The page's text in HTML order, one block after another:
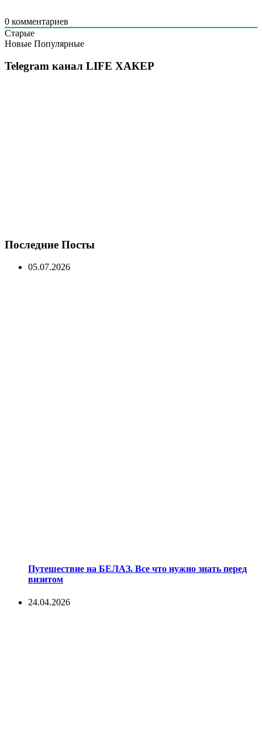
0 комментариев
Старые
Новые Популярные
Telegram канал LIFE ХАКЕР
Последние Посты
05.07.2026
Путешествие на БЕЛАЗ. Все что нужно знать перед
визитом
24.04.2026